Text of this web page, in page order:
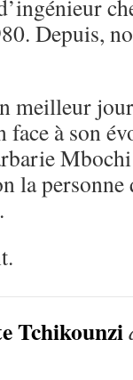
Depuis,
meilleur
face à son
Mbochi
la
Tchikounzi